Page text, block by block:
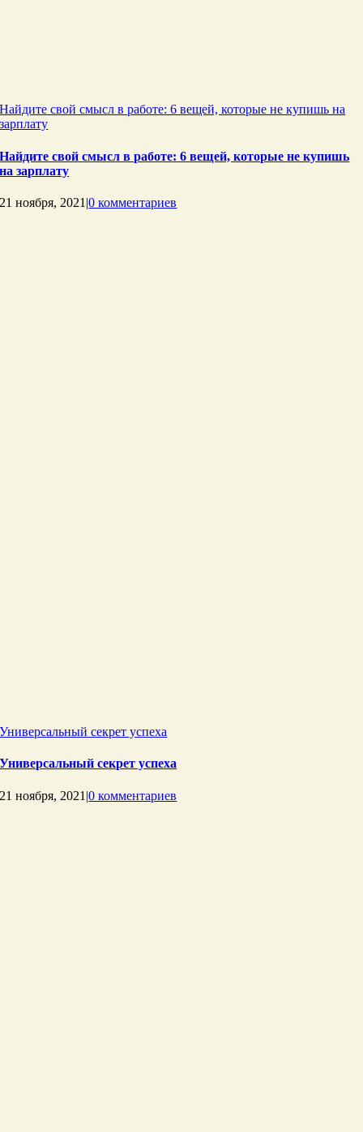
Найдите свой смысл в работе: 6 вещей, которые не купишь на
зарплату
Найдите свой смысл в работе: 6 вещей, которые не купишь
на зарплату
21 ноября, 2021 |0 комментариев
Универсальный секрет успеха
Универсальный секрет успеха
21 ноября, 2021 |0 комментариев